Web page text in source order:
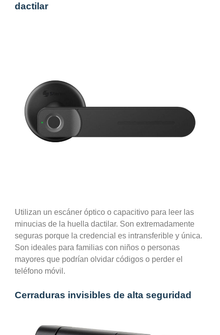
dactilar
Utilizan un escáner óptico o capacitivo para leer las
minucias de la huella dactilar. Son extremadamente
seguras porque la credencial es intransferible y única.
Son ideales para familias con niños o personas
mayores que podrían olvidar códigos o perder el
teléfono móvil.
Cerraduras invisibles de alta seguridad